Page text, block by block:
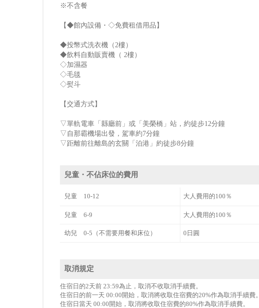
※不含餐
【◆館內設備・◇免費租借用品】
◆投幣式洗衣機（2樓）
◆飲料自動販賣機（ 2樓）
◇加濕器
◇毛毯
◇熨斗
【交通方式】
▽單軌電車「縣廳前」或「美榮橋」站，約徒步12分鐘
▽自那霸機場出發，駕車約7分鐘
▽距離前往離島的玄關「泊港」約徒步8分鐘
兒童・不佔床位的費用
兒童 10-12 大人費用的100％
兒童 6-9 大人費用的100％
幼兒 0-5（不需要用餐和床位） 0日圓
取消規定
住宿日的2天前 23:59為止，取消不收取消手續費。
住宿日的前一天 00:00開始，取消將收取住宿費的20%作為取消手續費。
住宿日當天 00:00開始，取消將收取住宿費的80%作為取消手續費。